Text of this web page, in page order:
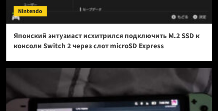
Nintendo
Японский энтузиаст исхитрился подключить M.2 SSD к
консоли Switch 2 через слот microSD Express